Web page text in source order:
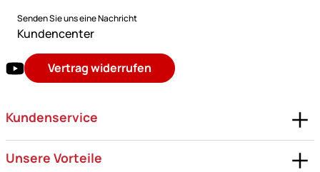
Senden Sie uns eine Nachricht
Kundencenter
Vertrag widerrufen
Kundenservice
Unsere Vorteile